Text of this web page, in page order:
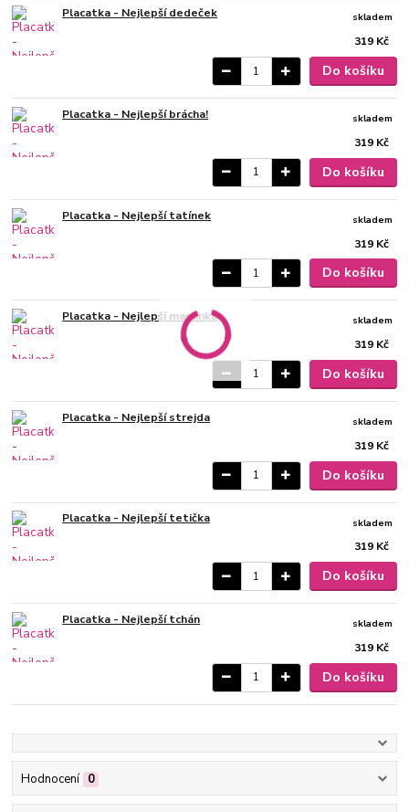
Placatka - Nejlepší dedeček
319 Kč
skladem
Do košíku
Placatka - Nejlepší brácha!
319 Kč
skladem
Do košíku
Placatka - Nejlepší tatínek
319 Kč
skladem
Do košíku
Placatka - Nejlepší maminka
319 Kč
skladem
Do košíku
Placatka - Nejlepší strejda
319 Kč
skladem
Do košíku
Placatka - Nejlepší tetička
319 Kč
skladem
Do košíku
Placatka - Nejlepší tchán
319 Kč
skladem
Do košíku
Hodnocení 0